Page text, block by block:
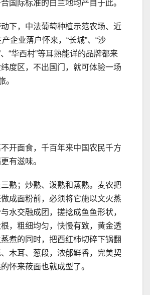
国际标准的白兰地均产自于此。
下，中法葡萄种植示范农场、近
企业落户怀来，“长城”、“沙
、“华西村”等耳熟能详的品牌都来
度区，不出国门，就可体验一场
。
开面食，千百年来中国农民千方
有滋味。
熟；炒熟、泼熟和蒸熟。麦农把
成面粉前，必须将它施以文火蒸
水交融成团，搓捻成鱼鱼形状，
，粗细均匀，快慢有致，黄金透
煮的同时，把西红柿切碎下锅翻
木耳、葱段，浓郁鲜香，完美契
怀来莜面也就成型了。